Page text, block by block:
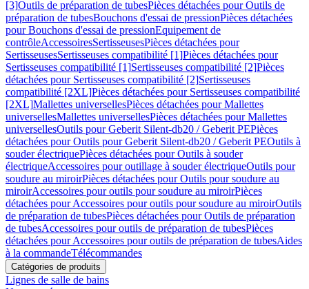
[3]Outils de préparation de tubesPièces détachées pour Outils de
préparation de tubesBouchons d'essai de pressionPièces détachées
pour Bouchons d'essai de pressionEquipement de
contrôleAccessoiresSertisseusesPièces détachées pour
SertisseusesSertisseuses compatibilité [1]Pièces détachées pour
Sertisseuses compatibilité [1]Sertisseuses compatibilité [2]Pièces
détachées pour Sertisseuses compatibilité [2]Sertisseuses
compatibilité [2XL]Pièces détachées pour Sertisseuses compatibilité
[2XL]Mallettes universellesPièces détachées pour Mallettes
universellesMallettes universellesPièces détachées pour Mallettes
universellesOutils pour Geberit Silent-db20 / Geberit PEPièces
détachées pour Outils pour Geberit Silent-db20 / Geberit PEOutils à
souder électriquePièces détachées pour Outils à souder
électriqueAccessoires pour outillage à souder électriqueOutils pour
soudure au miroirPièces détachées pour Outils pour soudure au
miroirAccessoires pour outils pour soudure au miroirPièces
détachées pour Accessoires pour outils pour soudure au miroirOutils
de préparation de tubesPièces détachées pour Outils de préparation
de tubesAccessoires pour outils de préparation de tubesPièces
détachées pour Accessoires pour outils de préparation de tubesAides
à la commandeTélécommandes
Catégories de produits
Lignes de salle de bains